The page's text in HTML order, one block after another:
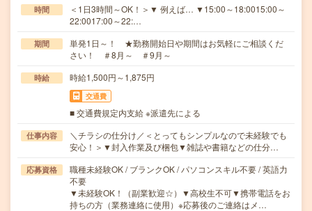
時間
＜1日3時間～OK！＞▼ 例えば… ▼15:00～18:0015:00～
22:0017:00～22:…
期間
単発1日～！ ★勤務開始日や期間はお気軽にご相談くだ
さい！ ＃8月～ ＃9月～
時給 時給1,500円～1,875円
交通費
■ 交通費規定内支給 ※派遣先による
仕事内容
＼チラシの仕分け／＜とってもシンプルなので未経験でも
安心！＞▼封入作業及び梱包▼雑誌や書籍などの仕分…
応募資格
職種未経験OK / ブランクOK / パソコンスキル不要 / 英語力
不要
▼未経験OK！（副業歓迎☆）▼高校生不可▼携帯電話をお
持ちの方（業務連絡に使用）※応募後のご連絡はメ…